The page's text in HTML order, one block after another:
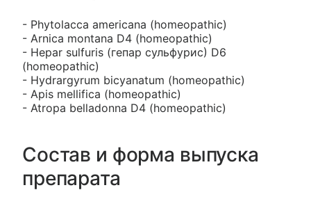
- Phytolaссa ameriсana (homeopathic)
- Arniсa montana D4 (homeopathic)
- Hepar sulfuris (гепар сульфурис) D6
(homeopathic)
- Hydrargyrum bicyanatum (homeopathic)
- Apis mellifica (homeopathic)
- Atropa belladonna D4 (homeopathic)
Состав и форма выпуска
препарата